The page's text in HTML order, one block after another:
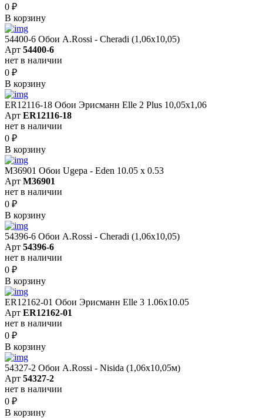
0 ₽
В корзину
54400-6 Обои A.Rossi - Cheradi (1,06x10,05)
Арт 54400-6
нет в наличии
0 ₽
В корзину
ER12116-18 Обои Эрисманн Elle 2 Plus 10,05x1,06
Арт ER12116-18
нет в наличии
0 ₽
В корзину
M36901 Обои Ugepa - Eden 10.05 х 0.53
Арт M36901
нет в наличии
0 ₽
В корзину
54396-6 Обои A.Rossi - Cheradi (1,06x10,05)
Арт 54396-6
нет в наличии
0 ₽
В корзину
ER12162-01 Обои Эрисманн Elle 3 1.06x10.05
Арт ER12162-01
нет в наличии
0 ₽
В корзину
54327-2 Обои A.Rossi - Nisida (1,06x10,05м)
Арт 54327-2
нет в наличии
0 ₽
В корзину